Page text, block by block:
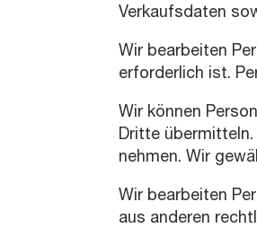
Verkaufsdaten
Wir bearbeiten
erforderlich ist.
Wir können
Dritte
nehmen. Wir
Wir bearbeiten
aus anderen